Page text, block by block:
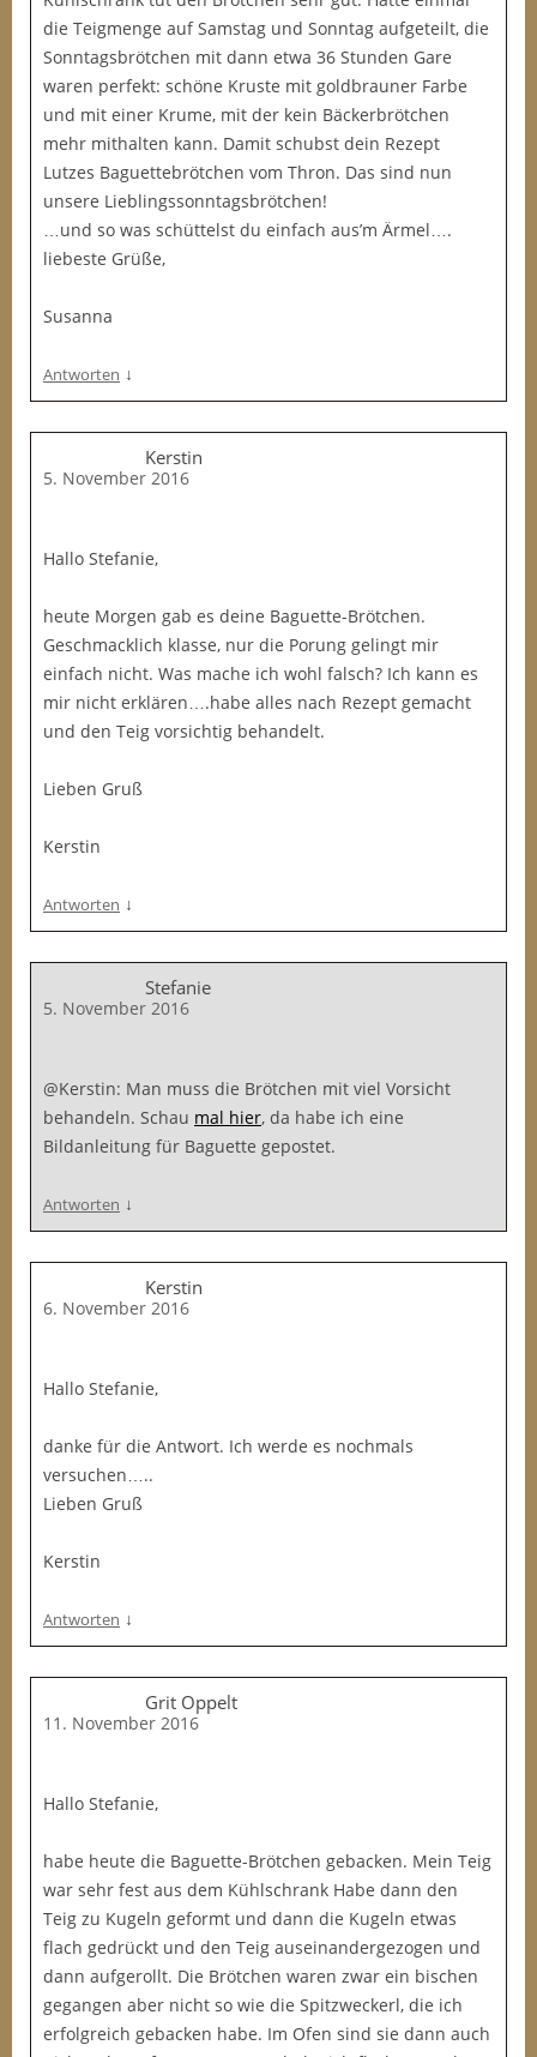
die Teigmenge auf Samstag und Sonntag aufgeteilt, die
Sonntagsbrötchen mit dann etwa 36 Stunden Gare
waren perfekt: schöne Kruste mit goldbrauner Farbe
und mit einer Krume, mit der kein Bäckerbrötchen
mehr mithalten kann. Damit schubst dein Rezept
Lutzes Baguettebrötchen vom Thron. Das sind nun
unsere Lieblingssonntagsbrötchen!
…und so was schüttelst du einfach aus’m Ärmel….
liebeste Grüße,
Susanna
Antworten ↓
Kerstin
5. November 2016
Hallo Stefanie,
heute Morgen gab es deine Baguette-Brötchen.
Geschmacklich klasse, nur die Porung gelingt mir
einfach nicht. Was mache ich wohl falsch? Ich kann es
mir nicht erklären….habe alles nach Rezept gemacht
und den Teig vorsichtig behandelt.
Lieben Gruß
Kerstin
Antworten ↓
Stefanie
5. November 2016
@Kerstin: Man muss die Brötchen mit viel Vorsicht
behandeln. Schau mal hier, da habe ich eine
Bildanleitung für Baguette gepostet.
Antworten ↓
Kerstin
6. November 2016
Hallo Stefanie,
danke für die Antwort. Ich werde es nochmals
versuchen…..
Lieben Gruß
Kerstin
Antworten ↓
Grit Oppelt
11. November 2016
Hallo Stefanie,
habe heute die Baguette-Brötchen gebacken. Mein Teig
war sehr fest aus dem Kühlschrank Habe dann den
Teig zu Kugeln geformt und dann die Kugeln etwas
flach gedrückt und den Teig auseinandergezogen und
dann aufgerollt. Die Brötchen waren zwar ein bischen
gegangen aber nicht so wie die Spitzweckerl, die ich
erfolgreich gebacken habe. Im Ofen sind sie dann auch